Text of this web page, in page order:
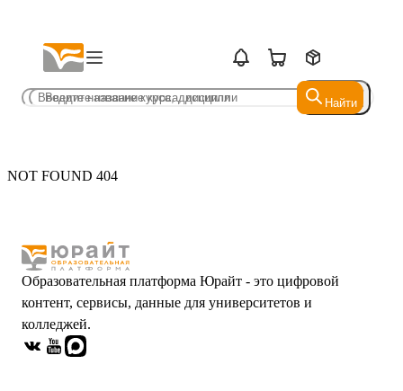
Найти
Найти
NOT FOUND 404
Образовательная платформа Юрайт - это цифровой
контент, сервисы, данные для университетов и
колледжей.